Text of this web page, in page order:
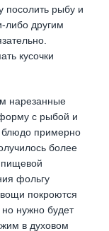
посолить рыбу и
либо другим
кусочки
нарезанные
с рыбой и
блюдо примерно
более
фольгу
покроются
но нужно будет
в духовом